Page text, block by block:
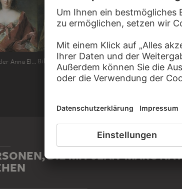
Bildnis der Anna Elisabeth Leerse (1698-1776) Bildnis des Frankfurter Bankiers Johann Georg Leerse (1691-1762)
Armstudie mit Pfeil und Bogen
DIE MIT JEAN-MARC